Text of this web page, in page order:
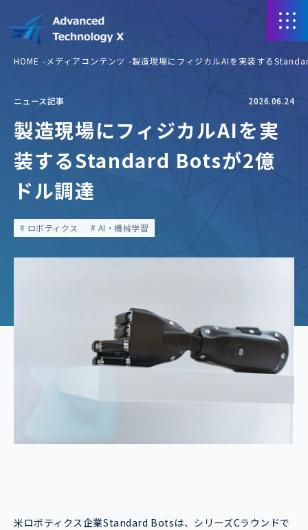
HOME メディアコンテンツ 製造現場にフィジカルAIを実装する
ニュース記事 2026.06.24
製造現場にフィジカルAIを実
装するStandard Botsが2億
ドル調達
ロボティクス AI・機械学習
米ロボティクス企業Standard Botsは、シリーズCラウンドで